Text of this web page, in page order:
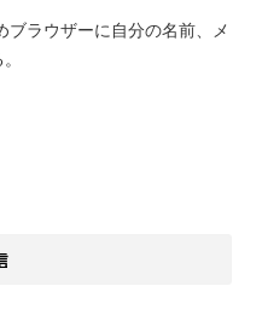
ブラウザーに自分の名前、メ